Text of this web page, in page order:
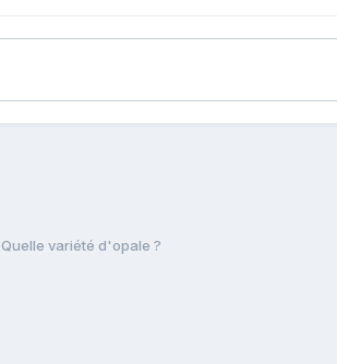
Quelle variété d'opale ?